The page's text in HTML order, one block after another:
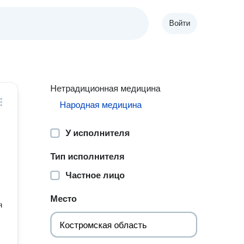
Войти
Нетрадиционная медицина
Народная медицина
У исполнителя
Тип исполнителя
Частное лицо
Место